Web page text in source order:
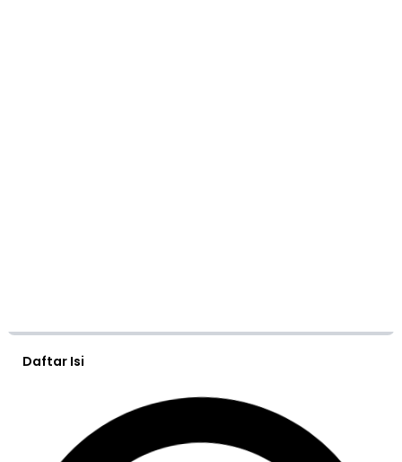
Daftar Isi